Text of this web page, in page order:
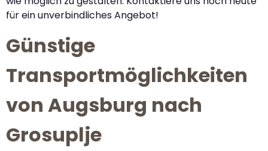
für ein unverbindliches Angebot!
Günstige
Transportmöglichkeiten
von Augsburg nach
Grosuplje